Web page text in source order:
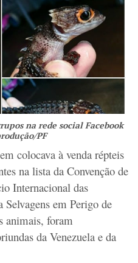
na rede social Facebook
PF
colocava à venda répteis
na lista da Convenção de
Internacional das
Selvagens em Perigo de
animais, foram
da Venezuela e da